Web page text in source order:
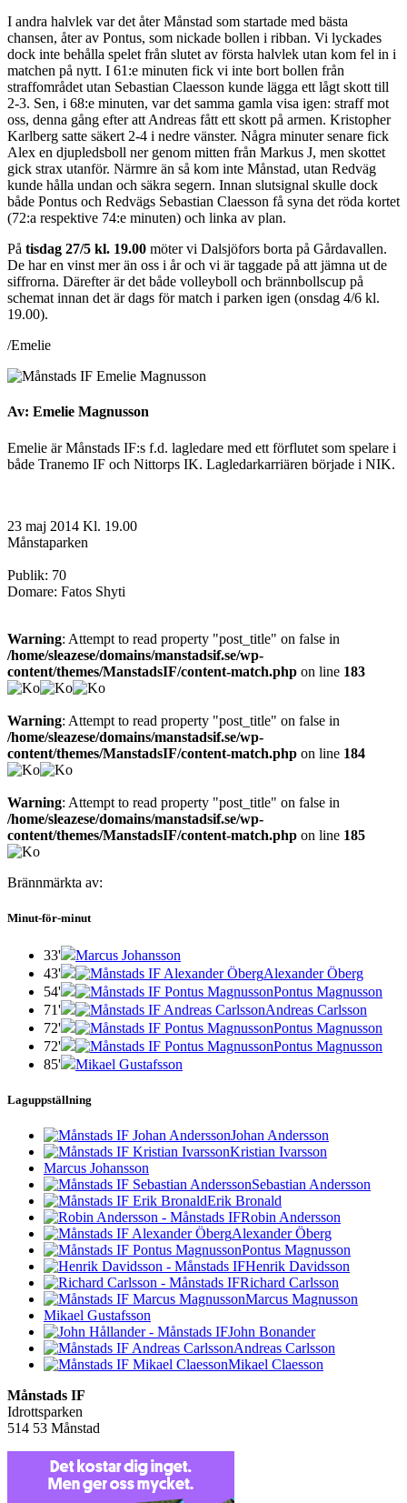
I andra halvlek var det åter Månstad som startade med bästa
chansen, åter av Pontus, som nickade bollen i ribban. Vi lyckades
dock inte behålla spelet från slutet av första halvlek utan kom fel in i
matchen på nytt. I 61:e minuten fick vi inte bort bollen från
straffområdet utan Sebastian Claesson kunde lägga ett lågt skott till
2-3. Sen, i 68:e minuten, var det samma gamla visa igen: straff mot
oss, denna gång efter att Andreas fått ett skott på armen. Kristopher
Karlberg satte säkert 2-4 i nedre vänster. Några minuter senare fick
Alex en djupledsboll ner genom mitten från Markus J, men skottet
gick strax utanför. Närmre än så kom inte Månstad, utan Redväg
kunde hålla undan och säkra segern. Innan slutsignal skulle dock
både Pontus och Redvägs Sebastian Claesson få syna det röda kortet
(72:a respektive 74:e minuten) och linka av plan.
På tisdag 27/5 kl. 19.00 möter vi Dalsjöfors borta på Gårdavallen.
De har en vinst mer än oss i år och vi är taggade på att jämna ut de
siffrorna. Därefter är det både volleyboll och brännbollscup på
schemat innan det är dags för match i parken igen (onsdag 4/6 kl.
19.00).
/Emelie
Av: Emelie Magnusson
Emelie är Månstads IF:s f.d. lagledare med ett förflutet som spelare i
både Tranemo IF och Nittorps IK. Lagledarkarriären började i NIK.
23 maj 2014 Kl. 19.00
Månstaparken
Publik: 70
Domare: Fatos Shyti
Warning: Attempt to read property "post_title" on false in
/home/sleazese/domains/manstadsif.se/wp-
content/themes/ManstadsIF/content-match.php on line 183
Warning: Attempt to read property "post_title" on false in
/home/sleazese/domains/manstadsif.se/wp-
content/themes/ManstadsIF/content-match.php on line 184
Warning: Attempt to read property "post_title" on false in
/home/sleazese/domains/manstadsif.se/wp-
content/themes/ManstadsIF/content-match.php on line 185
Brännmärkta av:
Minut-för-minut
33'
Marcus Johansson
43'
Alexander Öberg
54'
Pontus Magnusson
71'
Andreas Carlsson
72'
Pontus Magnusson
72'
Pontus Magnusson
85'
Mikael Gustafsson
Laguppställning
Johan Andersson
Kristian Ivarsson
Marcus Johansson
Sebastian Andersson
Erik Bronald
Robin Andersson
Alexander Öberg
Pontus Magnusson
Henrik Davidsson
Richard Carlsson
Marcus Magnusson
Mikael Gustafsson
John Bonander
Andreas Carlsson
Mikael Claesson
Månstads IF
Idrottsparken
514 53 Månstad